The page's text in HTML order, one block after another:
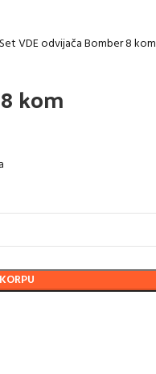
VDE odvijača Bomber 8 kom
kom